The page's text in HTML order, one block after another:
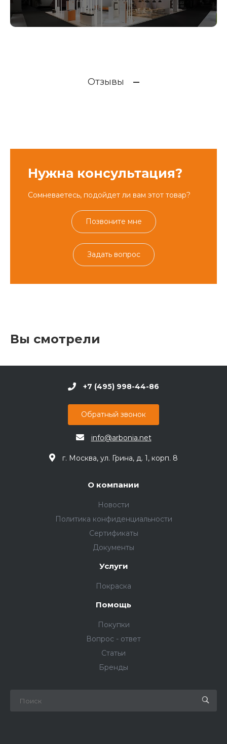
Отзывы
Нужна консультация?
Сомневаетесь, подойдет ли вам этот товар?
Позвоните мне
Задать вопрос
Вы смотрели
+7 (495) 998-44-86
Обратный звонок
info@arbonia.net
г. Москва, ул. Грина, д. 1, корп. 8
О компании
Новости
Политика конфиденциальности
Сертификаты
Документы
Услуги
Покраска
Помощь
Покупки
Вопрос - ответ
Статьи
Бренды